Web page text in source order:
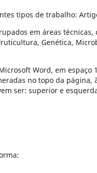
tipos de trabalho:
em áreas
Genética,
Word, em espaço
no topo da
ser: superior e